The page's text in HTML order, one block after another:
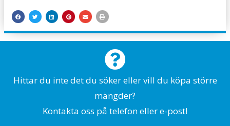
Hittar du inte det du söker eller vill du köpa större
mängder?
Kontakta oss på telefon eller e-post!